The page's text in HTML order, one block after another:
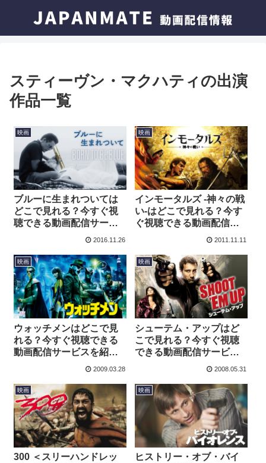
スティーヴン・マクハティの出演
作品一覧
映画
ブルーに生まれついては
どこで見れる？今すぐ視
聴できる動画配信サービ
2016.11.26
映画
インモータルズ -神々の戦
い-はどこで見れる？今す
ぐ視聴できる動画配信サ
2011.11.11
映画
ウォッチメンはどこで見
れる？今すぐ視聴できる
動画配信サービスを紹
2009.03.28
映画
シューテム・アップはど
こで見れる？今すぐ視聴
できる動画配信サービス
2008.05.31
映画
300 ＜スリーハンドレッ
映画
ヒストリー・オブ・バイ